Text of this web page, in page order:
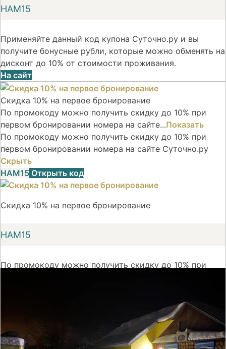
НАМ15
Применяйте данный код купона Суточно.ру и вы
получите бонусные рубли, которые можно обменять на
дисконт до 10% от стоимости проживания.
На сайт
Скидка 10% на первое бронирование
По промокоду можно получить скидку до 10% при
первом бронировании номера на сайте...Показать
По промокоду можно получить скидку до 10% при
первом бронировании номера на сайте Суточно.ру
Скрыть
НАМ15 Открыть код
Скидка 10% на первое бронирование
НАМ15
По промокоду можно получить скидку до 10% при